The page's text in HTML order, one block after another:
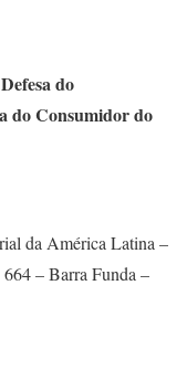
do
do Consumidor do
da América Latina –
– Barra Funda –